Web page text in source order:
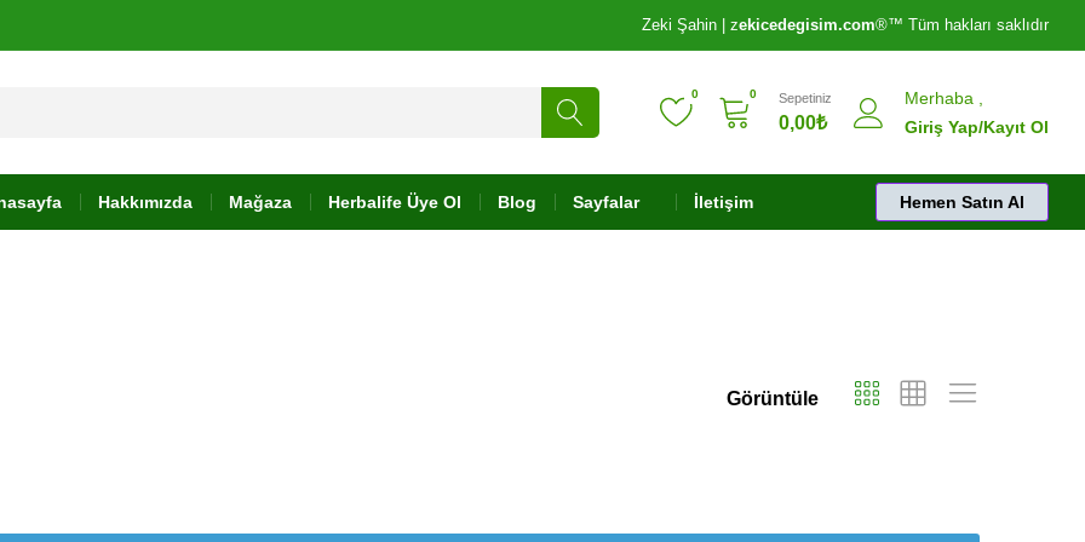
Zeki Şahin | zekicedegisim.com®️™️ Tüm hakları saklıdır
0 0 Sepetiniz
0,00₺
Merhaba ,
Giriş Yap/Kayıt Ol
Hakkımızda Mağaza Herbalife Üye Ol Blog Sayfalar İletişim Hemen Satın Al
Görüntüle